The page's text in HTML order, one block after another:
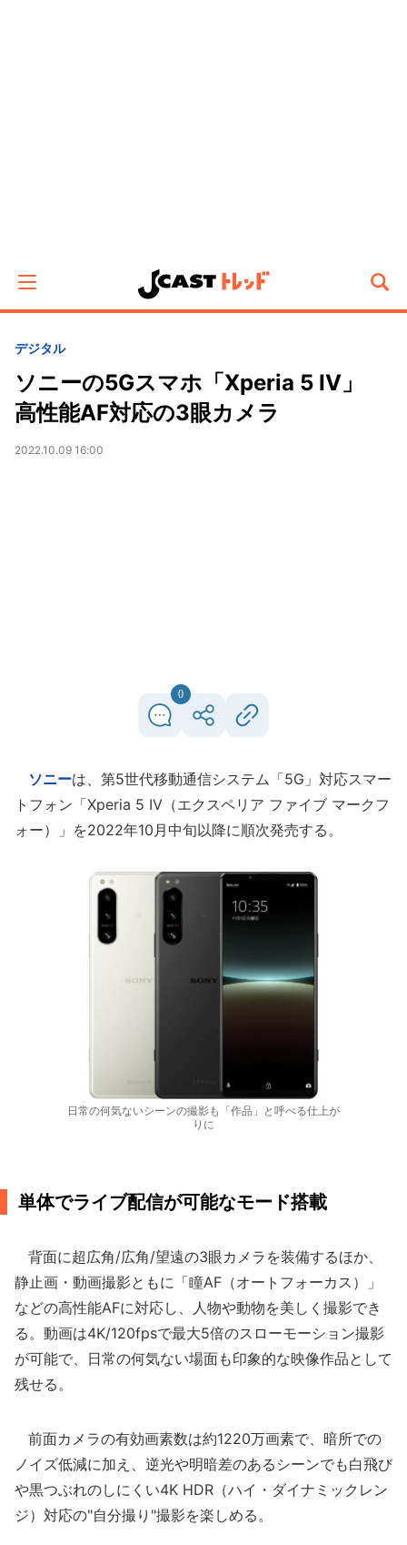
デジタル
ソニーの5Gスマホ「Xperia 5 IV」
高性能AF対応の3眼カメラ
2022.10.09 16:00
0
ソニーは、第5世代移動通信システム「5G」対応スマー
トフォン「Xperia 5 IV（エクスペリア ファイブ マークフ
ォー）」を2022年10月中旬以降に順次発売する。
日常の何気ないシーンの撮影も「作品」と呼べる仕上が
りに
単体でライブ配信が可能なモード搭載
背面に超広角/広角/望遠の3眼カメラを装備するほか、
静止画・動画撮影ともに「瞳AF（オートフォーカス）」
などの高性能AFに対応し、人物や動物を美しく撮影でき
る。動画は4K/120fpsで最大5倍のスローモーション撮影
が可能で、日常の何気ない場面も印象的な映像作品として
残せる。
前面カメラの有効画素数は約1220万画素で、暗所での
ノイズ低減に加え、逆光や明暗差のあるシーンでも白飛び
や黒つぶれのしにくい4K HDR（ハイ・ダイナミックレン
ジ）対応の"自分撮り"撮影を楽しめる。